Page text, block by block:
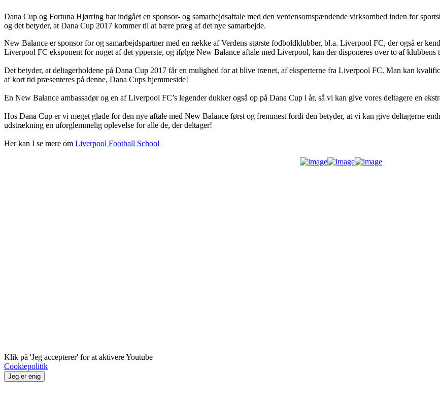
Dana Cup og Fortuna Hjørring har indgået en sponsor- og samarbejdsaftale med den verdensomspændende virksomhed inden for
og det betyder, at Dana Cup 2017 kommer til at bære præg af det nye samarbejde.
New Balance er sponsor for og samarbejdspartner med en række af Verdens største fodboldklubber, bl.a. Liverpool FC, der også er
Liverpool FC eksponent for noget af det ypperste, og ifølge New Balance aftale med Liverpool, kan der disponeres over to af klubbens
Det betyder, at deltagerholdene på Dana Cup 2017 får en mulighed for at blive trænet, af eksperterne fra Liverpool FC. Man kan
af kort tid præsenteres på denne, Dana Cups hjemmeside!
En New Balance ambassadør og en af Liverpool FC’s legender dukker også op på Dana Cup i år, så vi kan give vores deltagere en
Hos Dana Cup er vi meget glade for den nye aftale med New Balance først og fremmest fordi den betyder, at vi kan give deltagerne
udstrækning en uforglemmelig oplevelse for alle de, der deltager!
Her kan I se mere om Liverpool Football School
Klik på 'Jeg accepterer' for at aktivere Youtube
Cookiepolitik
Jeg er enig